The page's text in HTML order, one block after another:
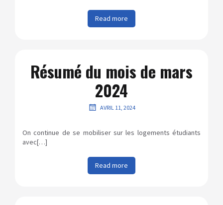
Read more
Résumé du mois de mars
2024
AVRIL 11, 2024
On continue de se mobiliser sur les logements étudiants
avec[…]
Read more